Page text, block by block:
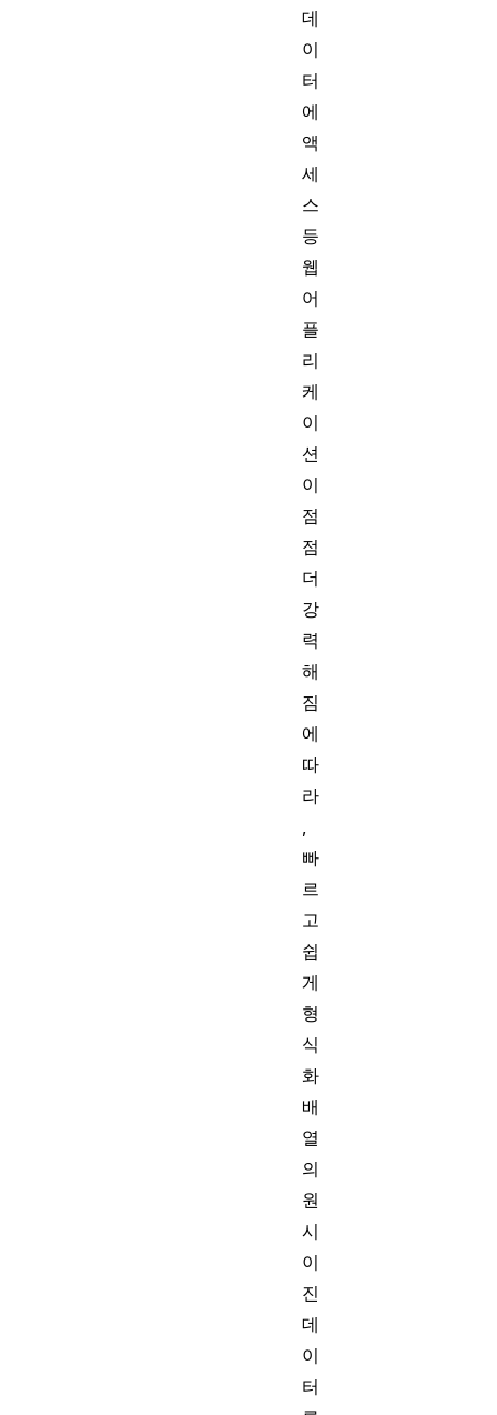
데
이
터
에
액
세
스
등
웹
어
플
리
케
이
션
이
점
점
더
강
력
해
짐
에
따
라
,
빠
르
고
쉽
게
형
식
화
배
열
의
원
시
이
진
데
이
터